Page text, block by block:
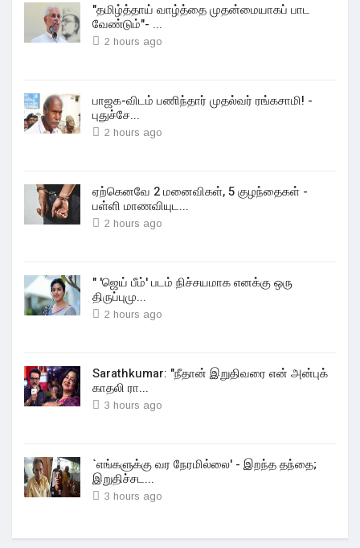
"தமிழ்த்தாய் வாழ்த்தை முதன்மையாகப் பாட
வேண்டும்"- ...
2 hours ago
பாஜக-விடம் பணிந்தார் முதல்வர் ரங்கசாமி! -
புதுச்சே...
2 hours ago
ஏற்கெனவே 2 மனைவிகள், 5 குழந்தைகள் -
பள்ளி மாணவியுட...
2 hours ago
" 'ஜெய் பீம்' படம் நிச்சயமாக எனக்கு ஒரு
திருப்புமு...
2 hours ago
Sarathkumar: "நீதான் இறுதிவரை என் அன்புக்
காதலி ரா...
3 hours ago
`எங்களுக்கு வர நேரமில்லை' - இறந்த தந்தை;
இறுதிச்சட...
3 hours ago